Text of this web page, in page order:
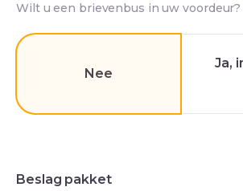
Wilt u een brievenbus in uw voordeur?
Nee
Ja,
Beslag pakket